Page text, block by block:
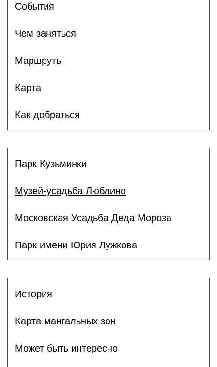
Cобытия
Чем заняться
Маршруты
Карта
Как добраться
Парк Кузьминки
Музей-усадьба Люблино
Московская Усадьба Деда Мороза
Парк имени Юрия Лужкова
История
Карта мангальных зон
Может быть интересно